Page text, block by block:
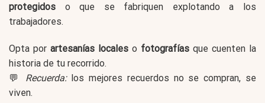
protegidos o que se fabriquen explotando a los
trabajadores.
Opta por artesanías locales o fotografías que cuenten la
historia de tu recorrido.
💬 Recuerda:los mejores recuerdos no se compran, se
viven.